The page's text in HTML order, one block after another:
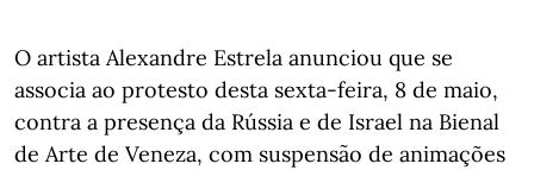
O artista Alexandre Estrela anunciou que se
associa ao protesto desta sexta-feira, 8 de maio,
contra a presença da Rússia e de Israel na Bienal
de Arte de Veneza, com suspensão de animações